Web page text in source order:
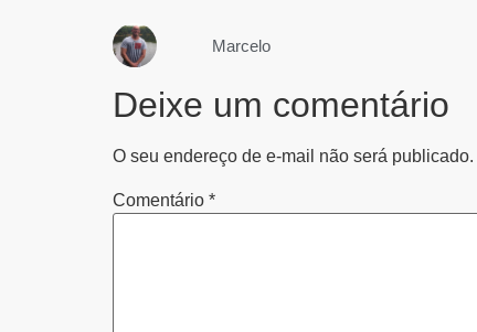
Marcelo
Deixe um comentário
O seu endereço de e-mail não será publicado.
Comentário *